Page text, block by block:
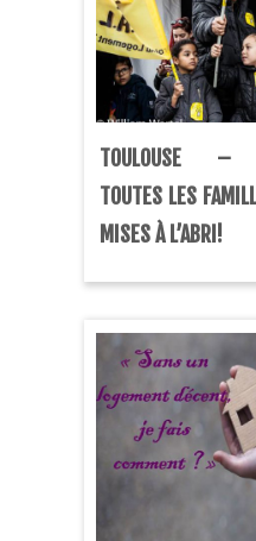
TOULOUSE –
TOUTES LES
MISES À L’ABRI!